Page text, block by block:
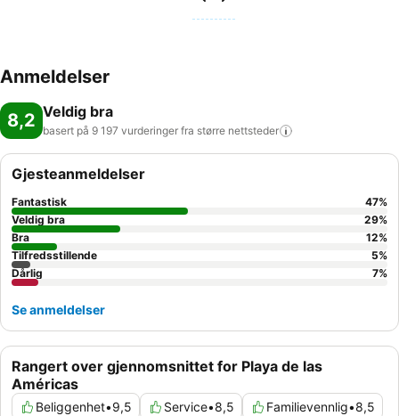
Anmeldelser
8,2 Veldig bra
basert på 9 197 vurderinger fra større nettsteder
Rangert over gjennomsnittet for Playa de las
Américas
Beliggenhet•9,5 Service•8,5 Familievennlig•8,5
Gjesteanmeldelser
Fantastisk 47%
Veldig bra
29%
Bra
12%
Tilfredsstillende
5%
Dårlig
7%
Se anmeldelser